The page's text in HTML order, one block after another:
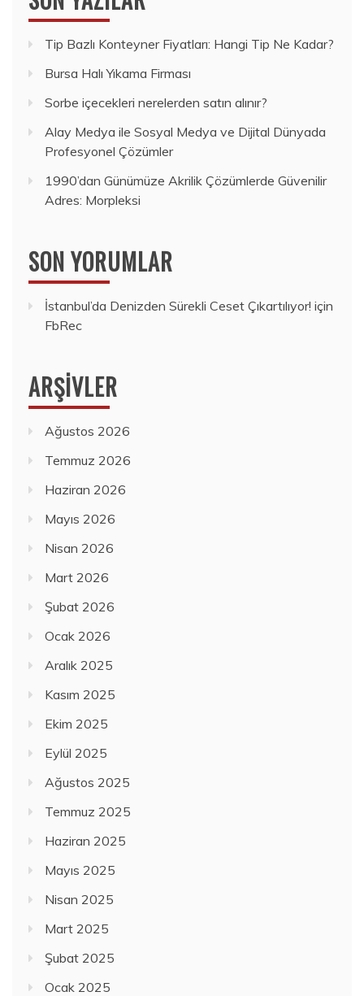
Tip Bazlı Konteyner Fiyatları: Hangi Tip Ne Kadar?
Bursa Halı Yıkama Firması
Sorbe içecekleri nerelerden satın alınır?
Alay Medya ile Sosyal Medya ve Dijital Dünyada
Profesyonel Çözümler
1990’dan Günümüze Akrilik Çözümlerde Güvenilir
Adres: Morpleksi
SON YORUMLAR
İstanbul’da Denizden Sürekli Ceset Çıkartılıyor! için
FbRec
ARŞIVLER
Ağustos 2026
Temmuz 2026
Haziran 2026
Mayıs 2026
Nisan 2026
Mart 2026
Şubat 2026
Ocak 2026
Aralık 2025
Kasım 2025
Ekim 2025
Eylül 2025
Ağustos 2025
Temmuz 2025
Haziran 2025
Mayıs 2025
Nisan 2025
Mart 2025
Şubat 2025
Ocak 2025